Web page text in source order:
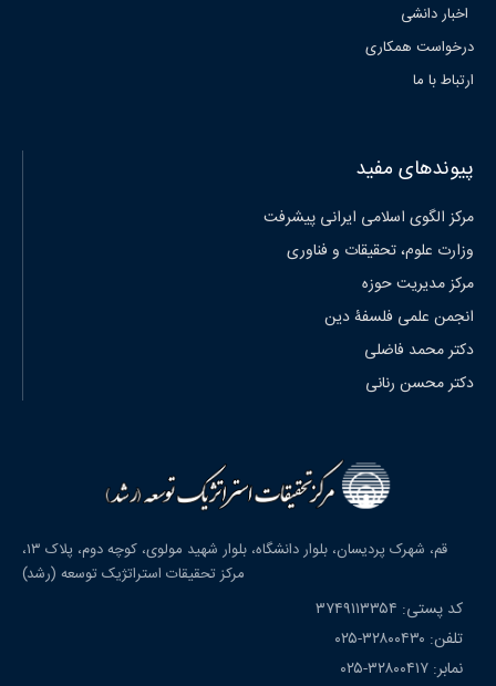
اخبار دانشی
درخواست همکاری
ارتباط با ما
پیوندهای مفید
مرکز الگوی اسلامی ایرانی پیشرفت
وزارت علوم، تحقیقات و فناوری
مرکز مدیریت حوزه
انجمن علمی فلسفۀ دین
دکتر محمد فاضلی
دکتر محسن رنانی
قم، شهرک پردیسان، بلوار دانشگاه، بلوار شهید مولوی، کوچه دوم، پلاک ۱۳،
مرکز تحقیقات استراتژیک توسعه (رشد)
کد پستی: ۳۷۴۹۱۱۳۳۵۴
تلفن: ۳۲۸۰۰۴۳۰-۰۲۵
نمابر: ۳۲۸۰۰۴۱۷-۰۲۵